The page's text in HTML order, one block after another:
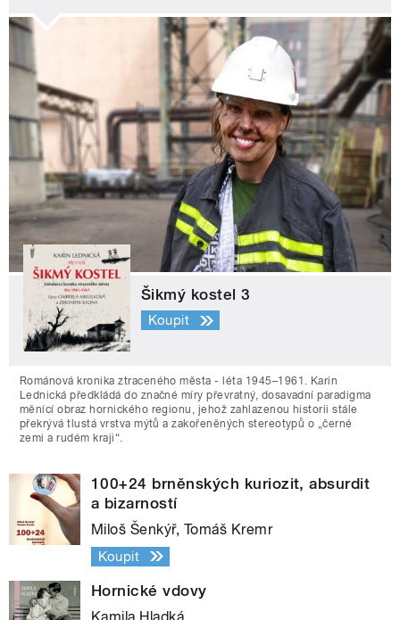
Šikmý kostel 3
Koupit
Románová kronika ztraceného města - léta 1945–1961. Karin
Lednická předkládá do značné míry převratný, dosavadní paradigma
měnící obraz hornického regionu, jehož zahlazenou historii stále
překrývá tlustá vrstva mýtů a zakořeněných stereotypů o „černé
zemi a rudém kraji“.
100+24 brněnských kuriozit, absurdit
a bizarností
Miloš Šenkýř, Tomáš Kremr
Koupit
Hornické vdovy